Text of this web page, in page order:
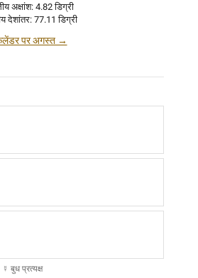
अक्षांश: 4.82 डिग्री
देशांतर: 77.11 डिग्री
पर अगस्त →
☿ बुध प्रत्यक्ष